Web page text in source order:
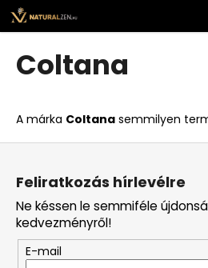
Ugrás
fő
tartalomhoz
Coltana
A márka Coltana semmilyen
K
o
i
t
k
e
r
e
s
?
L
Feliratkozás hírlevélre
Ne késsen le semmiféle
kedvezményről!
E-mail